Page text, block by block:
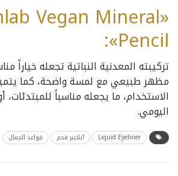
Vegan Mineral
Pencil»:
تركيبته المعدنية النباتية تجعله خياراً
مظهر طبيعي مع لمسة واضحة، كما
الاستخدام، ما يجعله مناسباً للمبتدئات،
اليومي.
Liquid Eyeliner آيلاينر فحم قواعد الجمال